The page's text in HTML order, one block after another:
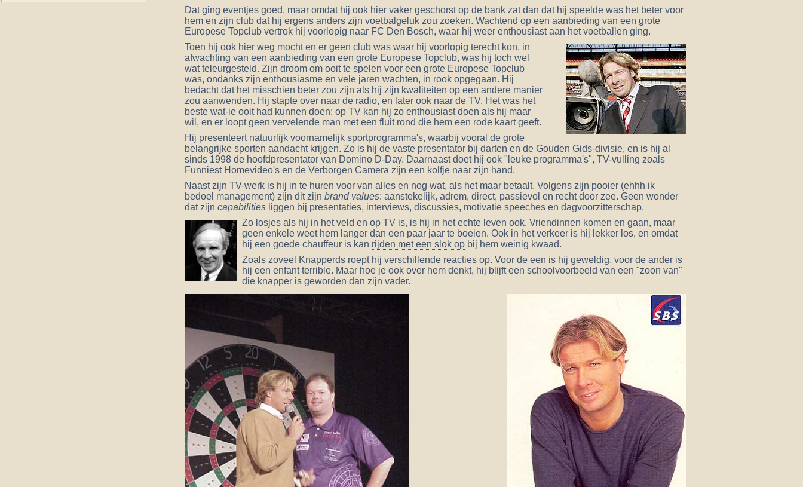
Dat ging eventjes goed, maar omdat hij ook hier vaker geschorst op de bank zat dan dat hij speelde was het beter voor
hem en zijn club dat hij ergens anders zijn voetbalgeluk zou zoeken. Wachtend op een aanbieding van een grote
Europese Topclub vertrok hij voorlopig naar FC Den Bosch, waar hij weer enthousiast aan het voetballen ging.
Toen hij ook hier weg mocht en er geen club was waar hij voorlopig terecht kon, in
afwachting van een aanbieding van een grote Europese Topclub, was hij toch wel
wat teleurgesteld. Zijn droom om ooit te spelen voor een grote Europese Topclub
was, ondanks zijn enthousiasme en vele jaren wachten, in rook opgegaan. Hij
bedacht dat het misschien beter zou zijn als hij zijn kwaliteiten op een andere manier
zou aanwenden. Hij stapte over naar de radio, en later ook naar de TV. Het was het
beste wat-ie ooit had kunnen doen: op TV kan hij zo enthousiast doen als hij maar
wil, en er loopt geen vervelende man met een fluit rond die hem een rode kaart geeft.
Hij presenteert natuurlijk voornamelijk sportprogramma's, waarbij vooral de grote
belangrijke sporten aandacht krijgen. Zo is hij de vaste presentator bij darten en de Gouden Gids-divisie, en is hij al
sinds 1998 de hoofdpresentator van Domino D-Day. Daarnaast doet hij ook "leuke programma's", TV-vulling zoals
Funniest Homevideo's en de Verborgen Camera zijn een kolfje naar zijn hand.
Naast zijn TV-werk is hij in te huren voor van alles en nog wat, als het maar betaalt. Volgens zijn pooier (ehhh ik
bedoel management) zijn dit zijnbrand values: aanstekelijk, adrem, direct, passievol en recht door zee. Geen wonder
dat zijncapabilities liggen bij presentaties, interviews, discussies, motivatie speeches en dagvoorzitterschap.
Zo losjes als hij in het veld en op TV is, is hij in het echte leven ook. Vriendinnen komen en gaan, maar
geen enkele weet hem langer dan een paar jaar te boeien. Ook in het verkeer is hij lekker los, en omdat
hij een goede chauffeur is kan rijden met een slok op bij hem weinig kwaad.
Zoals zoveel Knapperds roept hij verschillende reacties op. Voor de een is hij geweldig, voor de ander is
hij een enfant terrible. Maar hoe je ook over hem denkt, hij blijft een schoolvoorbeeld van een "zoon van"
die knapper is geworden dan zijn vader.